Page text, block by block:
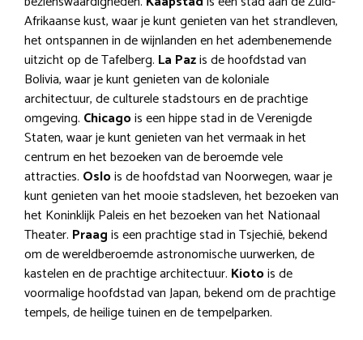
Afrikaanse kust, waar je kunt genieten van het strandleven,
het ontspannen in de wijnlanden en het adembenemende
uitzicht op de Tafelberg. La Pazis de hoofdstad van
Bolivia, waar je kunt genieten van de koloniale
architectuur, de culturele stadstours en de prachtige
omgeving. Chicagois een hippe stad in de Verenigde
Staten, waar je kunt genieten van het vermaak in het
centrum en het bezoeken van de beroemde vele
attracties. Oslois de hoofdstad van Noorwegen, waar je
kunt genieten van het mooie stadsleven, het bezoeken van
het Koninklijk Paleis en het bezoeken van het Nationaal
Theater. Praagis een prachtige stad in Tsjechië, bekend
om de wereldberoemde astronomische uurwerken, de
kastelen en de prachtige architectuur. Kiotois de
voormalige hoofdstad van Japan, bekend om de prachtige
tempels, de heilige tuinen en de tempelparken.